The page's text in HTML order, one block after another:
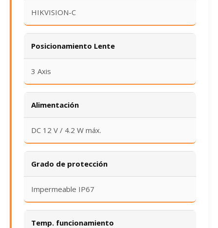
HIKVISION-C
Posicionamiento Lente
3 Axis
Alimentación
DC 12 V / 4.2 W máx.
Grado de protección
Impermeable IP67
Temp. funcionamiento